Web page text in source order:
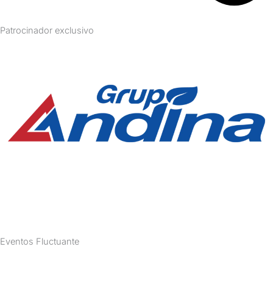
Patrocinador exclusivo
Eventos Fluctuante